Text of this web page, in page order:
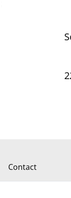
Contact